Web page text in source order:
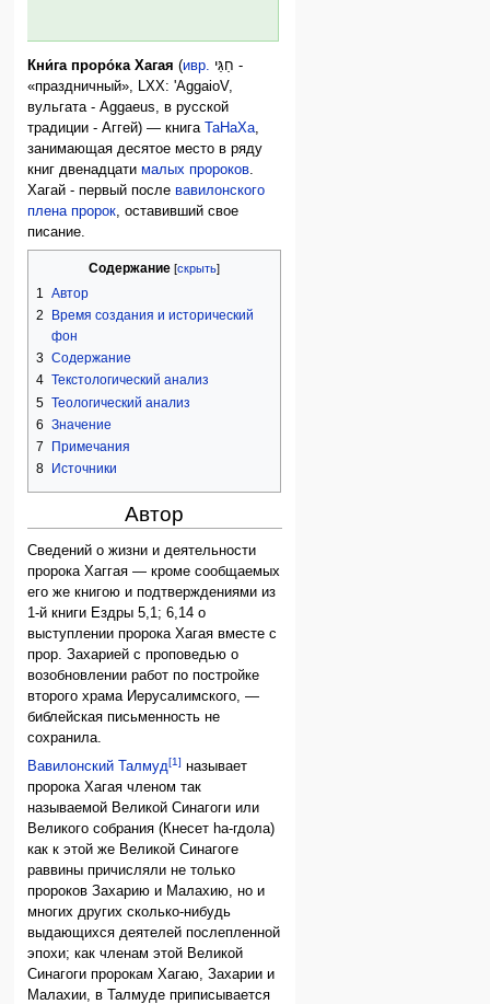
Кни́га проро́ка Хагая (ивр. חַגַּי ‎ -
«праздничный», LXX: 'AggaioV,
вульгата - Aggaeus, в русской
традиции - Аггей) — книгаТаНаХа
занимающая десятое место в ряду
книг двенадцатималых пророков
Хагай - первый послевавилонского
плена пророк , оставивший свое
писание.
Содержание
1
Автор
2
Время создания и исторический
фон
3 Содержание
4 Текстологический анализ
5 Теологический анализ
6 Значение
7
Примечания
8
Источники
Автор
Сведений о жизни и деятельности
пророка Хаггая — кроме сообщаемых
его же книгою и подтверждениями из
1-й книги Ездры 5,1; 6,14 о
выступлении пророка Хагая вместе с
прор. Захарией с проповедью о
возобновлении работ по постройке
второго храма Иерусалимского, —
библейская письменность не
сохранила.
Вавилонский Талмуд[1] называет
пророка Хагая членом так
называемой Великой Синагоги или
Великого собрания (Кнесет hа-гдола)
как к этой же Великой Синагоге
раввины причисляли не только
пророков Захарию и Малахию, но и
многих других сколько-нибудь
выдающихся деятелей послепленной
эпохи; как членам этой Великой
Синагоги пророкам Хагаю, Захарии и
Малахии, в Талмуде приписывается